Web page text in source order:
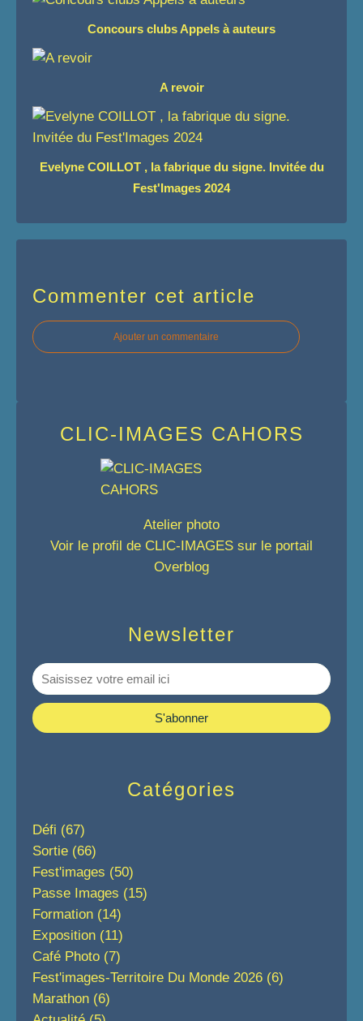
Concours clubs Appels à auteurs
A revoir
Evelyne COILLOT , la fabrique du signe. Invitée du
Fest'Images 2024
Commenter cet article
Ajouter un commentaire
Newsletter
Catégories
Défi (67)
Sortie (66)
Fest'images (50)
Passe Images (15)
Formation (14)
Exposition (11)
Café Photo (7)
Fest'images-Territoire Du Monde 2026 (6)
Marathon (6)
CLIC-IMAGES CAHORS
Atelier photo
Voir le profil de CLIC-IMAGES sur le portail
Overblog